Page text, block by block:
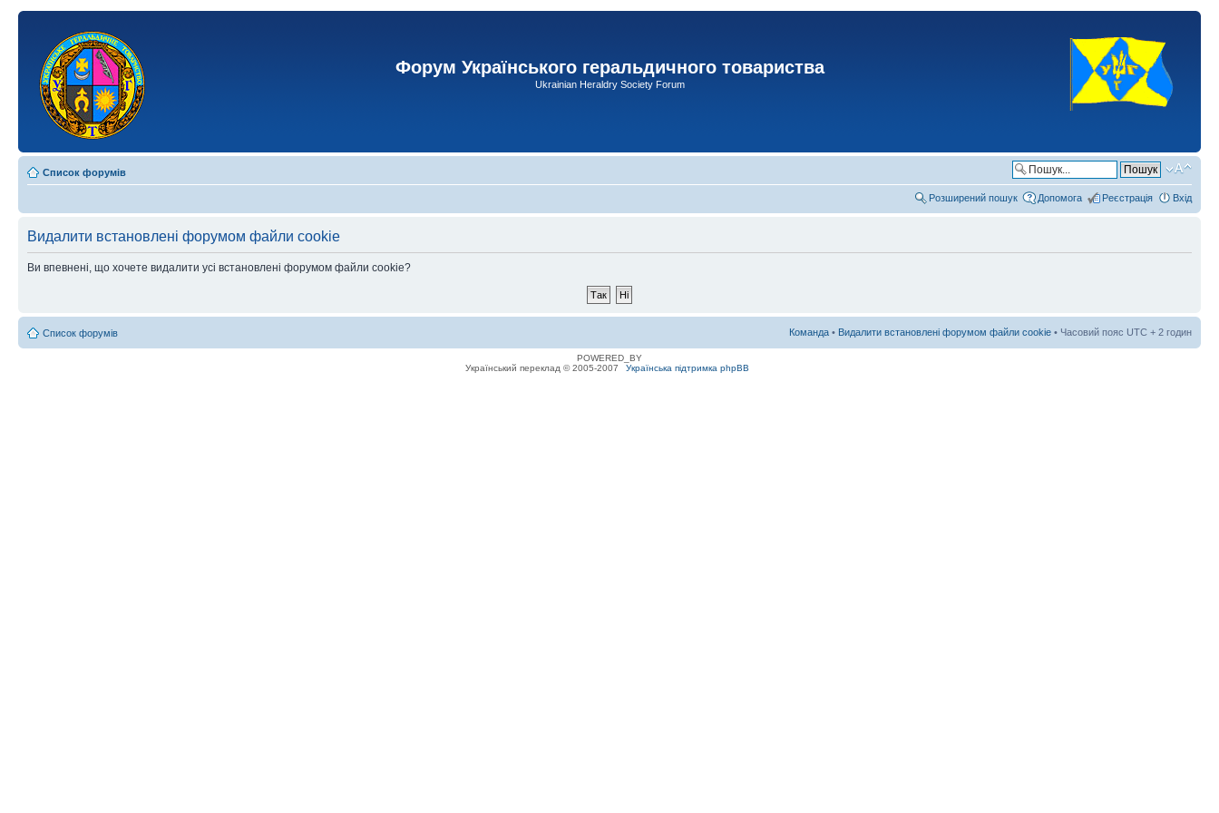
Форум Українського геральдичного товариства
Ukrainian Heraldry Society Forum
Список форумів
Розширений пошук Допомога Реєстрація Вхід
Видалити встановлені форумом файли cookie
Ви впевнені, що хочете видалити усі встановлені форумом файли cookie?
Список форумів Команда • Видалити встановлені форумом файли cookie • Часовий пояс UTC + 2 годин
POWERED_BY
Український переклад © 2005-2007
Українська підтримка phpBB